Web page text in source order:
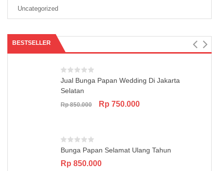
Uncategorized
BESTSELLER
Jual Bunga Papan Wedding Di Jakarta
Selatan
Rp850.000
Original
Rp 750.000Current
Bunga Papan Selamat Ulang Tahun
Rp 850.000